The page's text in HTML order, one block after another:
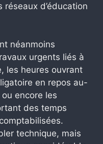
d’éducation
néanmoins
urgents liés à
les heures ouvrant
en repos au-
encore les
des temps
technique, mais